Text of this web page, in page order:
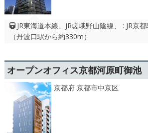
JR東海道本線、JR嵯峨野山陰線、 : JR京
（丹波口駅から約330m）
オープンオフィス京都河原町御池
京都府 京都市中京区